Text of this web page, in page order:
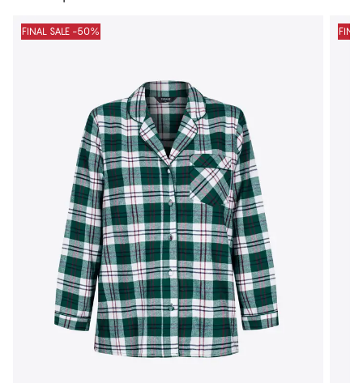
FINAL SALE -50%